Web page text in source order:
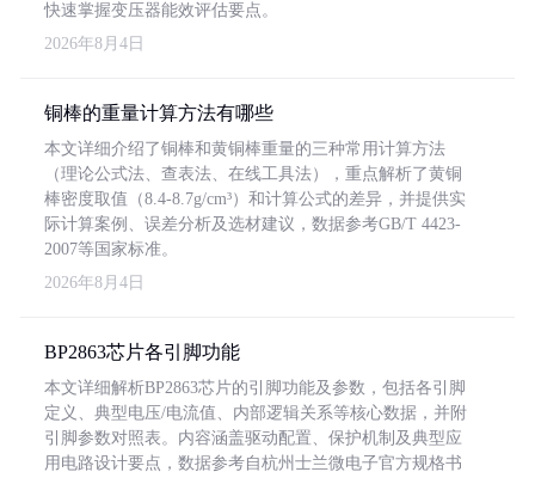
快速掌握变压器能效评估要点。
2026年8月4日
铜棒的重量计算方法有哪些
本文详细介绍了铜棒和黄铜棒重量的三种常用计算方法
（理论公式法、查表法、在线工具法），重点解析了黄铜
棒密度取值（8.4-8.7g/cm³）和计算公式的差异，并提供实
际计算案例、误差分析及选材建议，数据参考GB/T 4423-
2007等国家标准。
2026年8月4日
BP2863芯片各引脚功能
本文详细解析BP2863芯片的引脚功能及参数，包括各引脚
定义、典型电压/电流值、内部逻辑关系等核心数据，并附
引脚参数对照表。内容涵盖驱动配置、保护机制及典型应
用电路设计要点，数据参考自杭州士兰微电子官方规格书